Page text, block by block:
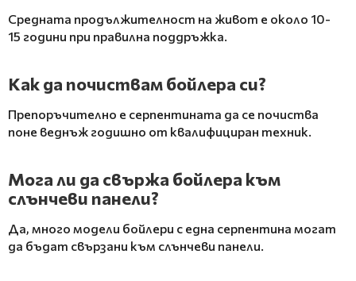
Средната продължителност на живот е около 10-
15 години при правилна поддръжка.
Как да почиствам бойлера си?
Препоръчително е серпентината да се почиства
поне веднъж годишно от квалифициран техник.
Мога ли да свържа бойлера към
слънчеви панели?
Да, много модели бойлери с една серпентина могат
да бъдат свързани към слънчеви панели.